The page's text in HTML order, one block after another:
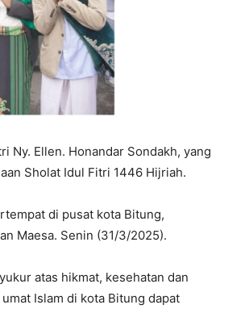
Ny. Ellen. Honandar Sondakh, yang
Sholat Idul Fitri 1446 Hijriah.
di pusat kota Bitung,
Maesa. Senin (31/3/2025).
atas hikmat, kesehatan dan
Islam di kota Bitung dapat